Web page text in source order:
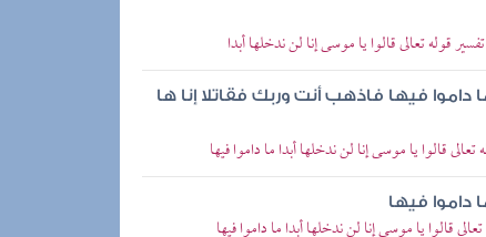
قوله تعالى قالوا يا موسى إنا لن ندخلها أبدا
داموا فيها فاذهب أنت وربك فقاتلا إنا ها
قالوا يا موسى إنا لن ندخلها أبدا ما داموا فيها
داموا فيها
قالوا يا موسى إنا لن ندخلها أبدا ما داموا فيها